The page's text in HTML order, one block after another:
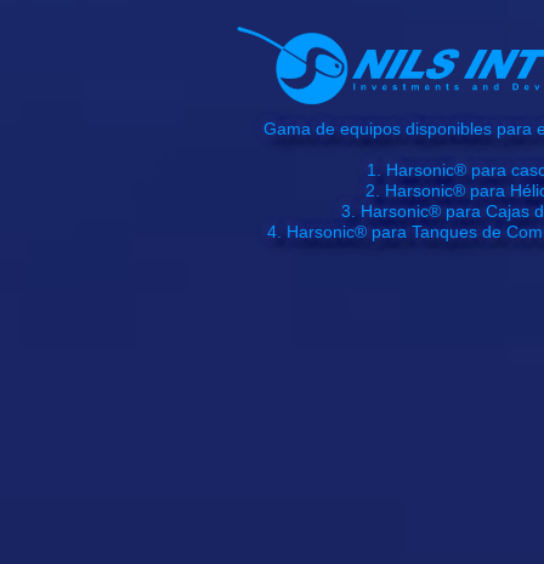
Gama de equipos disponibles para
1. Harsonic® para
2. Harsonic® para
3. Harsonic® para Cajas
4. Harsonic® para Tanques de